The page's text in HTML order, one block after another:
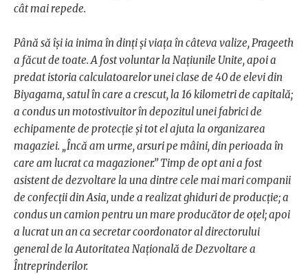
cât mai repede.
Până să își ia inima în dinți și viața în câteva valize, Prageeth
a făcut de toate. A fost voluntar la Națiunile Unite, apoi a
predat istoria calculatoarelor unei clase de 40 de elevi din
Biyagama, satul în care a crescut, la 16 kilometri de capitală;
a condus un motostivuitor în depozitul unei fabrici de
echipamente de protecție și tot el ajuta la organizarea
magaziei. „Încă am urme, arsuri pe mâini, din perioada în
care am lucrat ca magazioner.” Timp de opt ani a fost
asistent de dezvoltare la una dintre cele mai mari companii
de confecții din Asia, unde a realizat ghiduri de producție; a
condus un camion pentru un mare producător de oțel; apoi
a lucrat un an ca secretar coordonator al directorului
general de la Autoritatea Națională de Dezvoltare a
Întreprinderilor.